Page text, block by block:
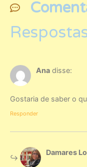
Ana disse:
Gostaria de saber o
Responder
Damares